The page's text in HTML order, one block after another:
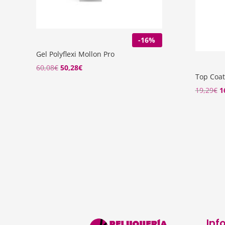
-16%
Gel Polyflexi Mollon Pro
60,08€ El
50,28€El
Top
19,29€ El